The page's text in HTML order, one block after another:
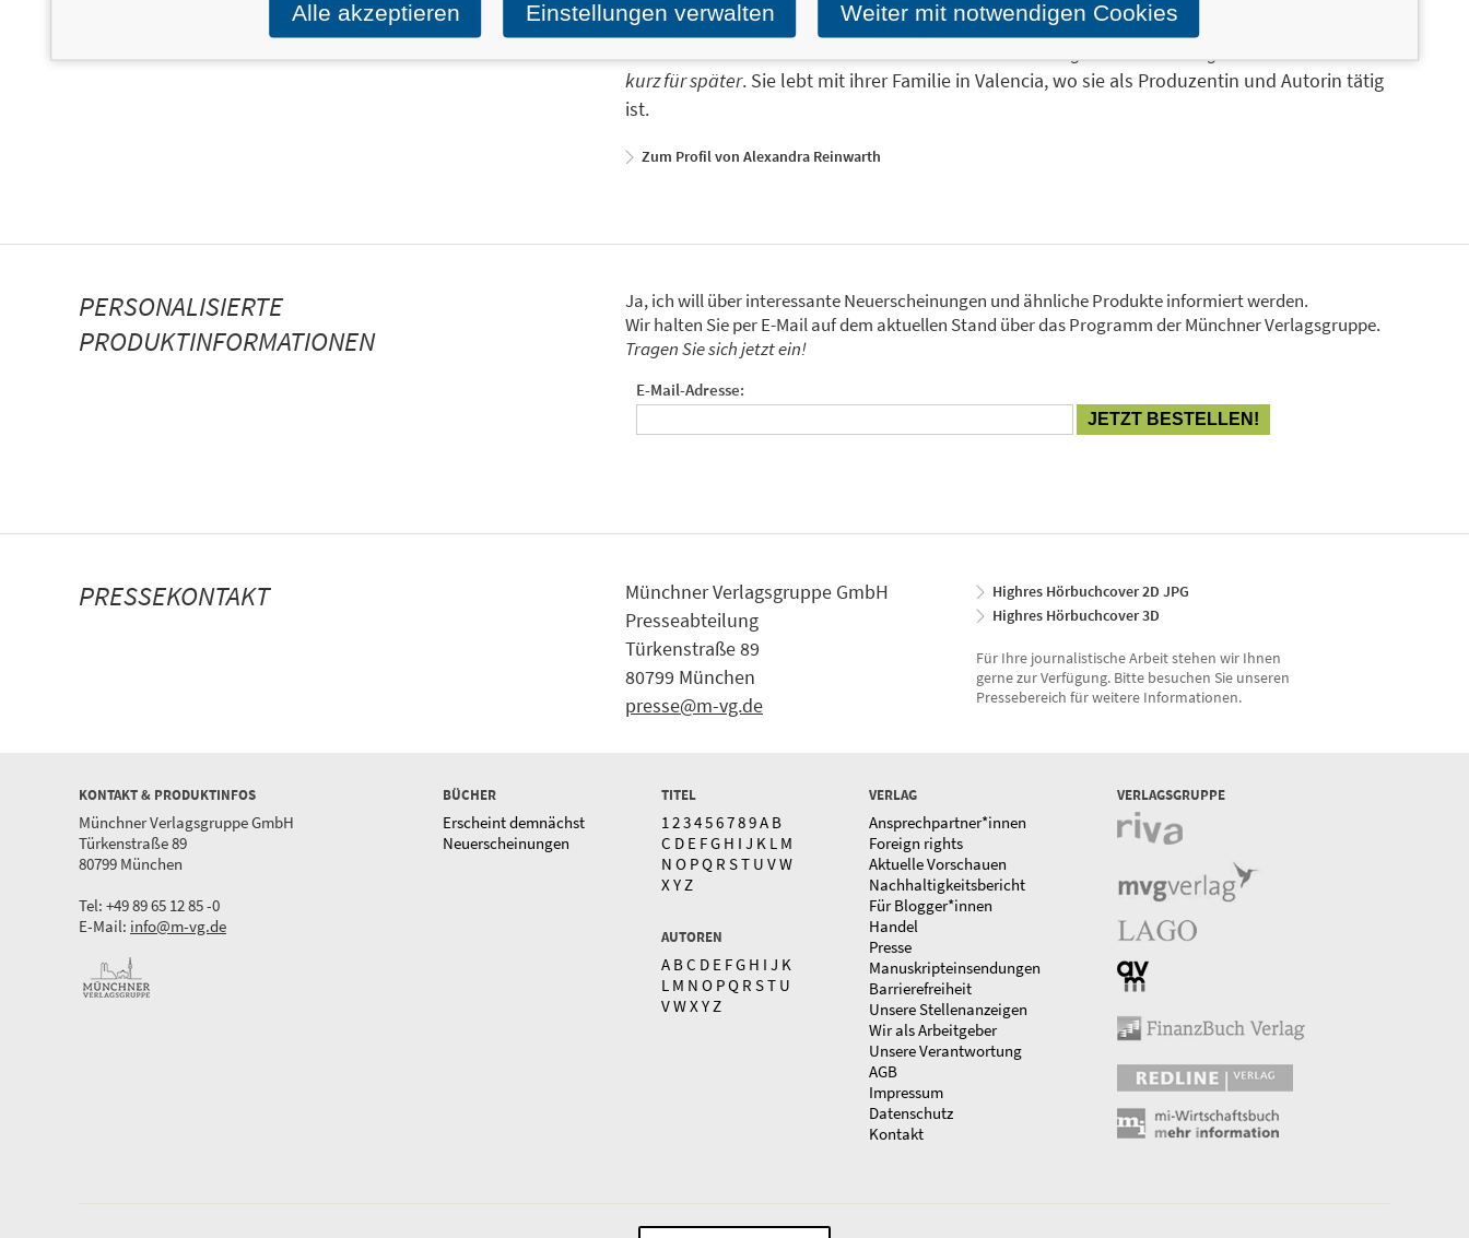
viele andere erfolgreiche Bücher für die Verlage riva und mvg geschrieben. Dazu gehören
kurz für später. Sie lebt mit ihrer Familie in Valencia, wo sie als Produzentin und Autorin tätig
ist.
Zum Profil von Alexandra Reinwarth
PERSONALISIERTE
PRODUKTINFORMATIONEN
Ja, ich will über interessante Neuerscheinungen und ähnliche Produkte informiert werden.
Wir halten Sie per E-Mail auf dem aktuellen Stand über das Programm der Münchner Verlagsgruppe.
Tragen Sie sich jetzt ein!
E-Mail-Adresse:
PRESSEKONTAKT
Münchner Verlagsgruppe GmbH
Presseabteilung
Türkenstraße 89
80799 München
presse@m-vg.de
Highres Hörbuchcover 2D JPG
Highres Hörbuchcover 3D
Für Ihre journalistische Arbeit stehen wir Ihnen
gerne zur Verfügung. Bitte besuchen Sie unseren
Pressebereich für weitere Informationen.
KONTAKT & PRODUKTINFOS
Münchner Verlagsgruppe GmbH
Türkenstraße 89
80799 München
Tel: +49 89 65 12 85 -0
E-Mail: info@m-vg.de
BÜCHER
Erscheint demnächst
Neuerscheinungen
TITEL
1 23456789A B
C D E FG H I J K L M
N O PQ R ST U VW
X Y Z
AUTOREN
A BC D E FG H I J K
L M N O PQ R ST U
VWX Y Z
VERLAG
Ansprechpartner*innen
Foreign rights
Aktuelle Vorschauen
Nachhaltigkeitsbericht
Für Blogger*innen
Handel
Presse
Manuskripteinsendungen
Barrierefreiheit
Unsere Stellenanzeigen
Wir als Arbeitgeber
Unsere Verantwortung
AGB
Impressum
Datenschutz
Kontakt
VERLAGSGRUPPE
Alle akzeptieren Einstellungen verwalten Weiter mit notwendigen Cookies